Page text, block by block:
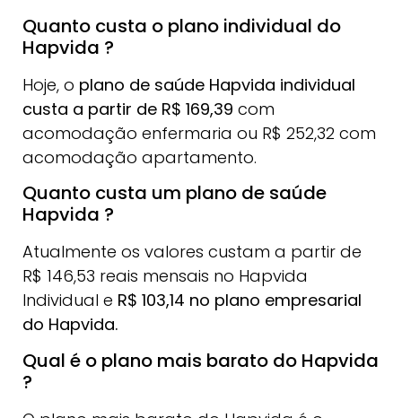
Quanto custa o plano individual do
Hapvida ?
Hoje, o plano de saúde Hapvida individual
custa a partir de R$ 169,39 com
acomodação enfermaria ou R$ 252,32 com
acomodação apartamento.
Quanto custa um plano de saúde
Hapvida ?
Atualmente os valores custam a partir de
R$ 146,53 reais mensais no Hapvida
Individual e R$ 103,14 no plano empresarial
do Hapvida.
Qual é o plano mais barato do Hapvida
?